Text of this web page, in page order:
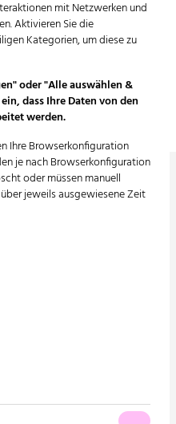
mit Netzwerken und
Aktivieren Sie die
Kategorien, um diese zu
oder "Alle auswählen &
dass Ihre Daten von den
werden.
Ihre Browserkonfiguration
je nach Browserkonfiguration
oder müssen manuell
jeweils ausgewiesene Zeit